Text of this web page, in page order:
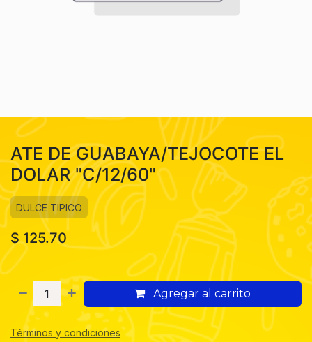
ATE DE GUABAYA/TEJOCOTE EL
DOLAR "C/12/60"
DULCE TIPICO
$125.70
Agregar al carrito
Términos y condiciones